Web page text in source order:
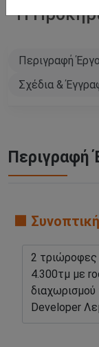
Η
Περιγραφή
Σχέδια &
Περιγραφή
🟧